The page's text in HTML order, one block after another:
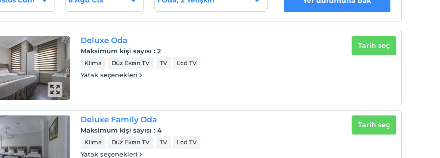
Deluxe Oda
Maksimum kişi sayısı :2
Klima Düz Ekran TV TV Lcd TV
Yatak seçenekleri
Tarih seç
Deluxe Family Oda
Maksimum kişi sayısı :4
Klima Düz Ekran TV TV Lcd TV
Yatak seçenekleri
Tarih seç